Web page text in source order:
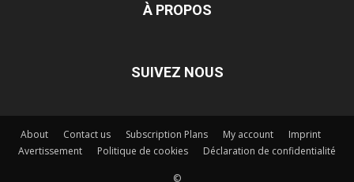
À PROPOS
SUIVEZ NOUS
About Contact us Subscription Plans My account
Imprint
Avertissement
Politique de cookies Déclaration de confidentialité
©